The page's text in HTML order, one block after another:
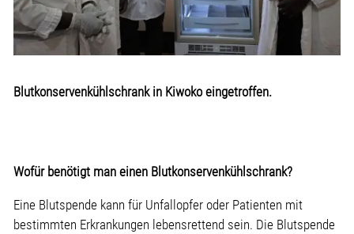
Blutkonservenkühlschrank in Kiwoko eingetroffen.
Wofür benötigt man einen Blutkonservenkühlschrank?
Eine Blutspende kann für Unfallopfer oder Patienten mit
bestimmten Erkrankungen lebensrettend sein. Die Blutspende